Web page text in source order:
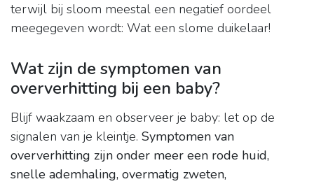
terwijl bij sloom meestal een negatief oordeel
meegegeven wordt: Wat een slome duikelaar!
Wat zijn de symptomen van
oververhitting bij een baby?
Blijf waakzaam en observeer je baby: let op de
signalen van je kleintje. Symptomen van
oververhitting zijn onder meer een rode huid,
snelle ademhaling, overmatig zweten,